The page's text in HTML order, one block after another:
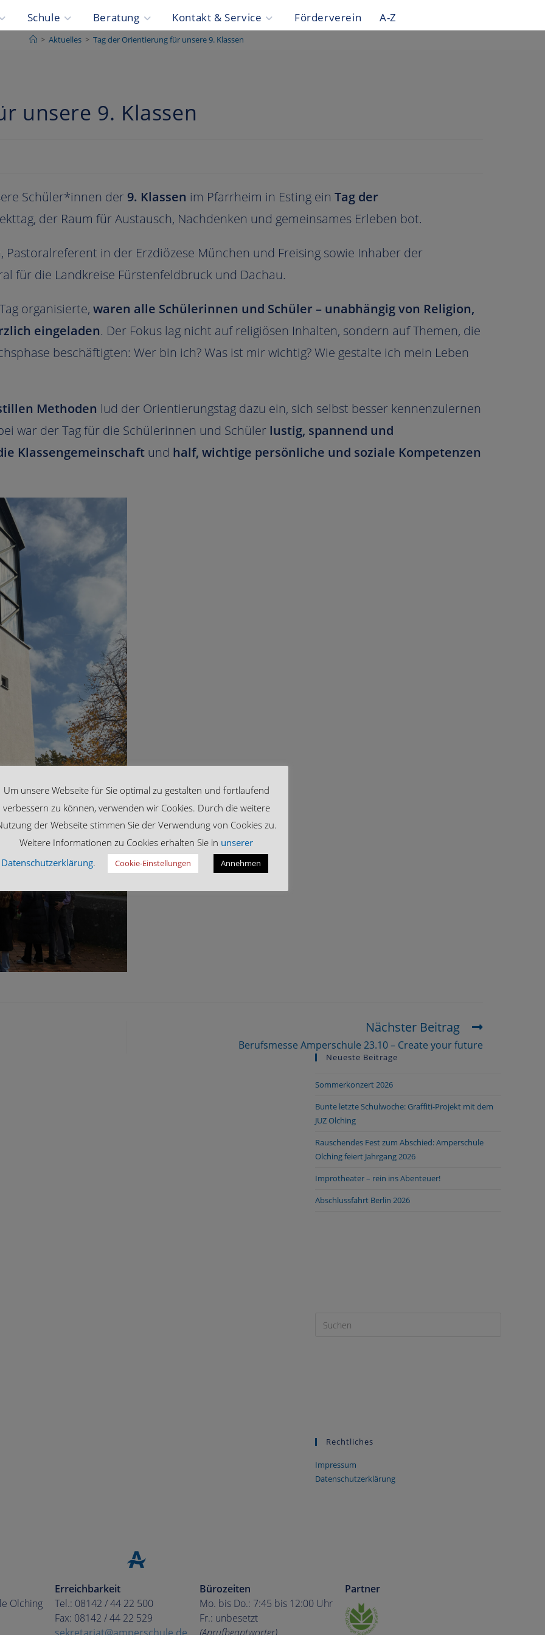
Schule Beratung Kontakt & Service Förderverein A-Z
> Aktuelles > Tag der Orientierung für unsere 9. Klassen
unsere 9. Klassen
Schüler*innen der 9. Klassen im Pfarrheim in Esting ein Tag der
der Raum für Austausch, Nachdenken und gemeinsames Erleben bot.
, Pastoralreferent in der Erzdiözese München und Freising sowie Inhaber der
für die Landkreise Fürstenfeldbruck und Dachau.
organisierte, waren alle Schülerinnen und Schüler – unabhängig von Religion,
eingeladen. Der Fokus lag nicht auf religiösen Inhalten, sondern auf Themen, die
beschäftigten: Wer bin ich? Was ist mir wichtig? Wie gestalte ich mein Leben
Methoden lud der Orientierungstag dazu ein, sich selbst besser kennenzulernen
war der Tag für die Schülerinnen und Schüler lustig, spannend und
Klassengemeinschaft und half, wichtige persönliche und soziale Kompetenzen
Nächster Beitrag
Berufsmesse Amperschule 23.10 – Create your future
Neueste Beiträge
Sommerkonzert 2026
Bunte letzte Schulwoche: Graffiti-Projekt mit dem
JUZ Olching
Rauschendes Fest zum Abschied: Amperschule
Olching feiert Jahrgang 2026
Improtheater – rein ins Abenteuer!
Abschlussfahrt Berlin 2026
Rechtliches
Impressum
Datenschutzerklärung
Olching
Erreichbarkeit
Tel.: 08142 / 44 22 500
Fax: 08142 / 44 22 529
Bürozeiten
Mo. bis Do.: 7:45 bis 12:00 Uhr
Fr.: unbesetzt
Partner
Um unsere Webseite für Sie optimal zu gestalten und fortlaufend
verbessern zu können, verwenden wir Cookies. Durch die weitere
der Webseite stimmen Sie der Verwendung von Cookies zu.
Weitere Informationen zu Cookies erhalten Sie in unserer
Datenschutzerklärung. Cookie-Einstellungen Annehmen